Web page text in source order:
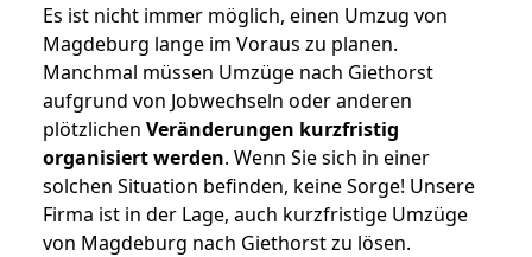
Es ist nicht immer möglich, einen Umzug von
Magdeburg lange im Voraus zu planen.
Manchmal müssen Umzüge nach Giethorst
aufgrund von Jobwechseln oder anderen
plötzlichen Veränderungen kurzfristig
organisiert werden. Wenn Sie sich in einer
solchen Situation befinden, keine Sorge! Unsere
Firma ist in der Lage, auch kurzfristige Umzüge
von Magdeburg nach Giethorst zu lösen.